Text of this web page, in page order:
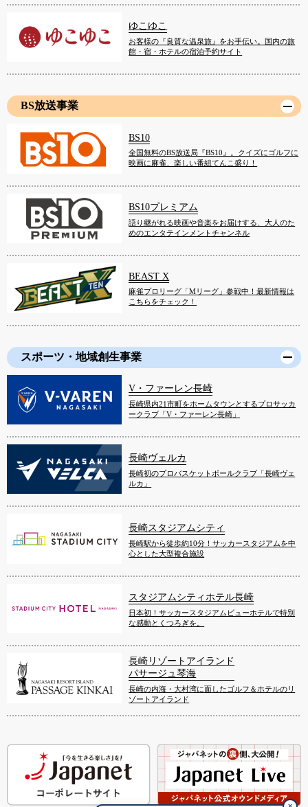
ゆこゆこ
お客様の『良質な温泉旅』をお手伝い。国内の旅
館・宿・ホテルの宿泊予約サイト
BS放送事業
BS10
全国無料のBS放送局『BS10』。クイズにゴルフに
映画に麻雀、楽しい番組てんこ盛り！
BS10プレミアム
語り継がれる映画や音楽をお届けする、大人のた
めのエンタテインメントチャンネル
BEAST X
麻雀プロリーグ「Mリーグ」参戦中！最新情報は
こちらをチェック！
スポーツ・地域創生事業
V・ファーレン長崎
長崎県内21市町をホームタウンとするプロサッカ
ークラブ「V・ファーレン長崎」
長崎ヴェルカ
長崎初のプロバスケットボールクラブ「長崎ヴェ
ルカ」
長崎スタジアムシティ
長崎駅から徒歩約10分！サッカースタジアムを中
心とした大型複合施設
スタジアムシティホテル長崎
日本初！サッカースタジアムビューホテルで特別
な感動とくつろぎを。
長崎リゾートアイランド
パサージュ琴海
長崎の内海・大村湾に面したゴルフ＆ホテルのリ
ゾートアイランド